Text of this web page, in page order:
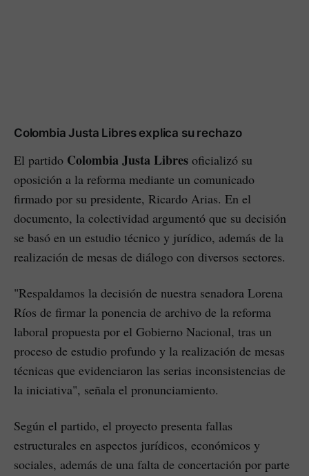
Colombia Justa Libres explica su rechazo
El partido Colombia Justa Libres oficializó su
oposición a la reforma mediante un comunicado
firmado por su presidente, Ricardo Arias. En el
documento, la colectividad argumentó que su decisión
se basó en un estudio técnico y jurídico, además de la
realización de mesas de diálogo con diversos sectores.
"Respaldamos la decisión de nuestra senadora Lorena
Ríos de firmar la ponencia de archivo de la reforma
laboral propuesta por el Gobierno Nacional, tras un
proceso de estudio profundo y la realización de mesas
técnicas que evidenciaron las serias inconsistencias de
la iniciativa", señala el pronunciamiento.
Según el partido, el proyecto presenta fallas
estructurales en aspectos jurídicos, económicos y
sociales, además de una falta de concertación por parte